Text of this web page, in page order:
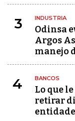
3 INDUSTRIA
Odinsa
Argos
manejo
4 BANCOS
Lo que
retirar